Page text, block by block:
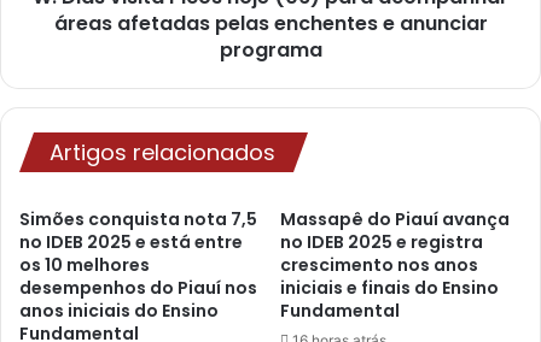
áreas afetadas pelas enchentes e anunciar
programa
Artigos relacionados
Simões conquista nota 7,5
no IDEB 2025 e está entre
os 10 melhores
desempenhos do Piauí nos
anos iniciais do Ensino
Fundamental
Massapê do Piauí avança
no IDEB 2025 e registra
crescimento nos anos
iniciais e finais do Ensino
Fundamental